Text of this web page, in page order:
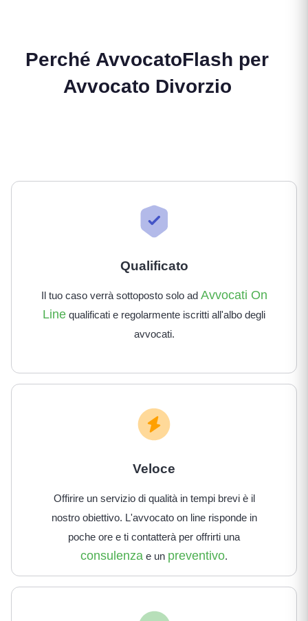
Perché AvvocatoFlash per
Avvocato Divorzio
Qualificato
Il tuo caso verrà sottoposto solo ad Avvocati On
Line qualificati e regolarmente iscritti all'albo degli
avvocati.
Veloce
Offirire un servizio di qualità in tempi brevi è il
nostro obiettivo. L'avvocato on line risponde in
poche ore e ti contatterà per offrirti una
consulenza e un preventivo.